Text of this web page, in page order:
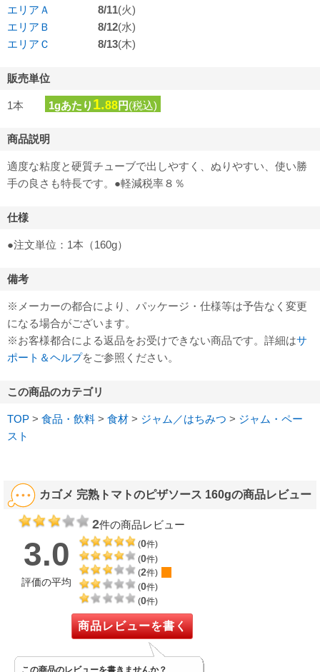
エリアＡ
8/11(火)
エリアＢ
8/12(水)
エリアＣ
8/13(木)
販売単位
1本 1gあたり 1.88円(税込)
商品説明
適度な粘度と硬質チューブで出しやすく、ぬりやすい、使い勝
手の良さも特長です。●軽減税率８％
仕様
●注文単位：1本（160g）
備考
※メーカーの都合により、パッケージ・仕様等は予告なく変更
になる場合がございます。
※お客様都合による返品をお受けできない商品です。詳細はサ
ポート＆ヘルプをご参照ください。
この商品のカテゴリ
TOP > 食品・飲料 > 食材 > ジャム／はちみつ > ジャム・ペー
スト
カゴメ 完熟トマトのピザソース 160gの商品レビュー
2件の商品レビュー
3.0
評価の平均
(0件)
(0件)
(2件)
(0件)
(0件)
商品レビューを書く